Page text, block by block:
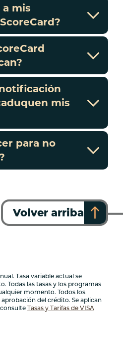
a mis
mis
para no
Volver arriba
Tasa variable actual se
Todas las tasas y los programas
momento. Todos los
del crédito. Se aplican
consulte
Tasas y Tarifas de VISA